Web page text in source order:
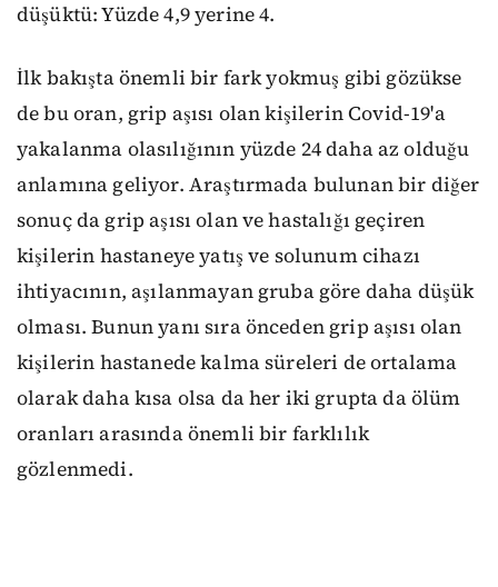
düşüktü: Yüzde 4,9 yerine 4.
İlk bakışta önemli bir fark yokmuş gibi gözükse
de bu oran, grip aşısı olan kişilerin Covid-19'a
yakalanma olasılığının yüzde 24 daha az olduğu
anlamına geliyor. Araştırmada bulunan bir diğer
sonuç da grip aşısı olan ve hastalığı geçiren
kişilerin hastaneye yatış ve solunum cihazı
ihtiyacının, aşılanmayan gruba göre daha düşük
olması. Bunun yanı sıra önceden grip aşısı olan
kişilerin hastanede kalma süreleri de ortalama
olarak daha kısa olsa da her iki grupta da ölüm
oranları arasında önemli bir farklılık
gözlenmedi.